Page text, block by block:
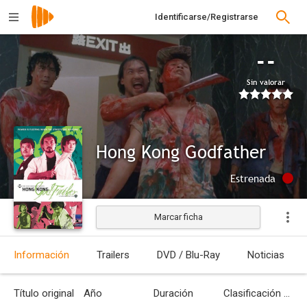
Identificarse/Registrarse
--
Sin valorar
Hong Kong Godfather
Estrenada
Marcar ficha
Información Trailers DVD / Blu-Ray Noticias
Título original Año Duración Clasificación por edades